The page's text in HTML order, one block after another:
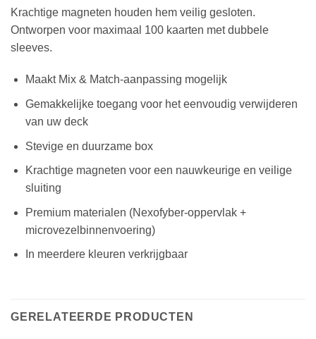
Krachtige magneten houden hem veilig gesloten.
Ontworpen voor maximaal 100 kaarten met dubbele
sleeves.
Maakt Mix & Match-aanpassing mogelijk
Gemakkelijke toegang voor het eenvoudig verwijderen
van uw deck
Stevige en duurzame box
Krachtige magneten voor een nauwkeurige en veilige
sluiting
Premium materialen (Nexofyber-oppervlak +
microvezelbinnenvoering)
In meerdere kleuren verkrijgbaar
GERELATEERDE PRODUCTEN